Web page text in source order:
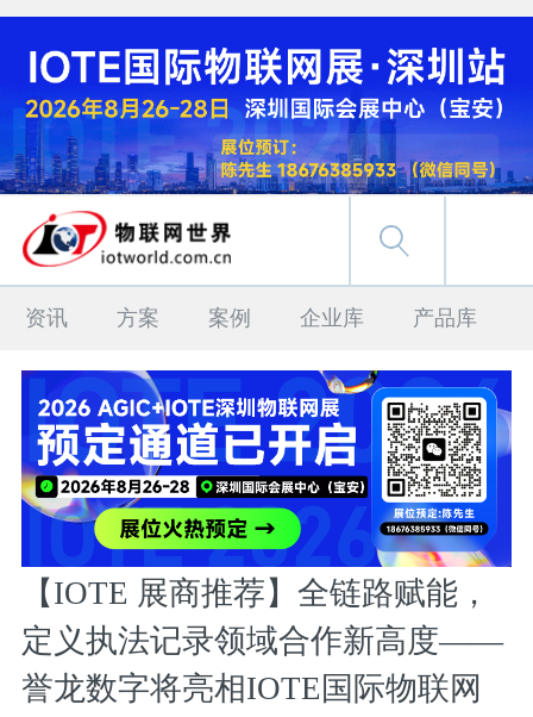
资讯 方案 案例 企业库 产品库
【IOTE 展商推荐】全链路赋能，
定义执法记录领域合作新高度——
誉龙数字将亮相IOTE国际物联网